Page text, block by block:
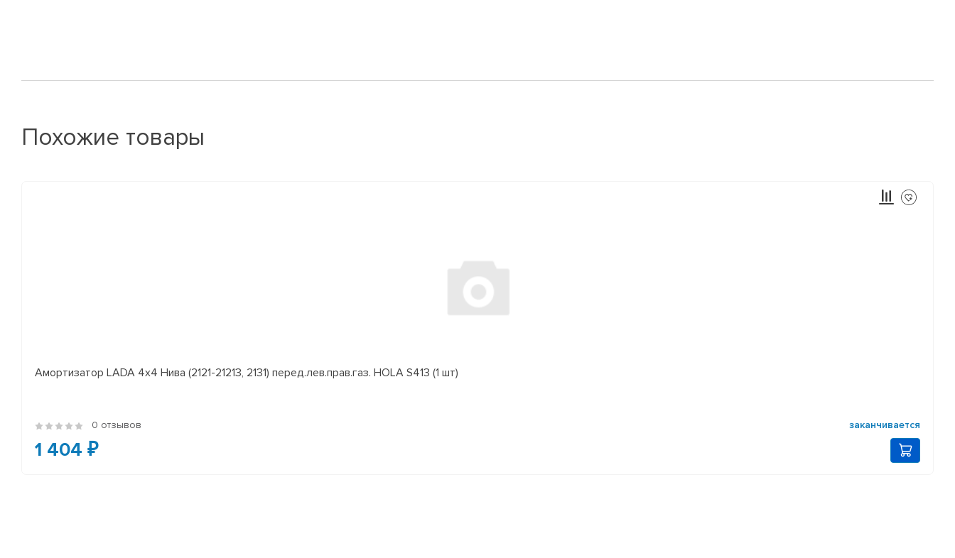
Похожие товары
Амортизатор LADA 4x4 Нива (2121-21213, 2131) перед.лев.прав.газ. HOLA S413 (1 шт)
0 отзывов заканчивается
1 404 ₽